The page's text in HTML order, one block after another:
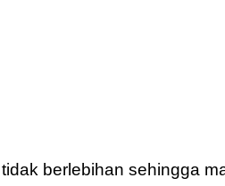
berlebihan sehingga